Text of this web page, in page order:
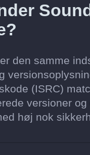
den samme
(ISRC)
versioner
høj nok